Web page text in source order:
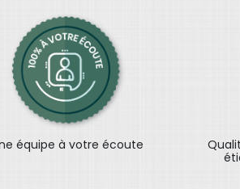
équipe à votre écoute